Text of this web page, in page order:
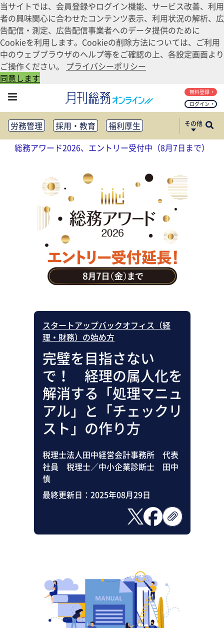
当サイトでは、会員登録やログイン機能、サービス改善、利用
者の興味関心に合わせたコンテンツ表示、利用状況の解析、広
告配信・測定、広告配信事業者へのデータ提供のために
Cookieを利用します。Cookieの削除方法については、ご利用
中のウェブブラウザのヘルプ等をご確認の上、各設定画面より
ご操作ください。 プライバシーポリシー
同意します
ログイン
無料登録
労務管理 採用・教育
福利厚生
健康経営
働き方改革
法務・コンプライアンス
リスクマネジメント・BCP
社外・社内広報
社外・社内コミュニケーション活性化
FM・オフィス移転
CSR・SDGs
テクノロジー活用・DX
助成金・補助金・コスト削減
アウトソーシング・BPO
調査・レポート
その他
総務アワード2026、エントリー受付中（8月7日まで）
スタートアップバックオフィス（経
理・財務）の始め方
完璧を目指さない
で！ 経理の属人化を
解消する「処理マニュ
アル」と「チェックリ
スト」の作り方
税理士法人田中経営会計事務所 代表
社員 税理士／中小企業診断士 田中
慎
最終更新日： 2025年08月29日